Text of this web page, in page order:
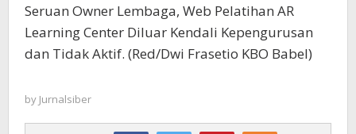
Seruan Owner Lembaga, Web Pelatihan AR
Learning Center Diluar Kendali Kepengurusan
dan Tidak Aktif. (Red/Dwi Frasetio KBO Babel)
by Jurnalsiber